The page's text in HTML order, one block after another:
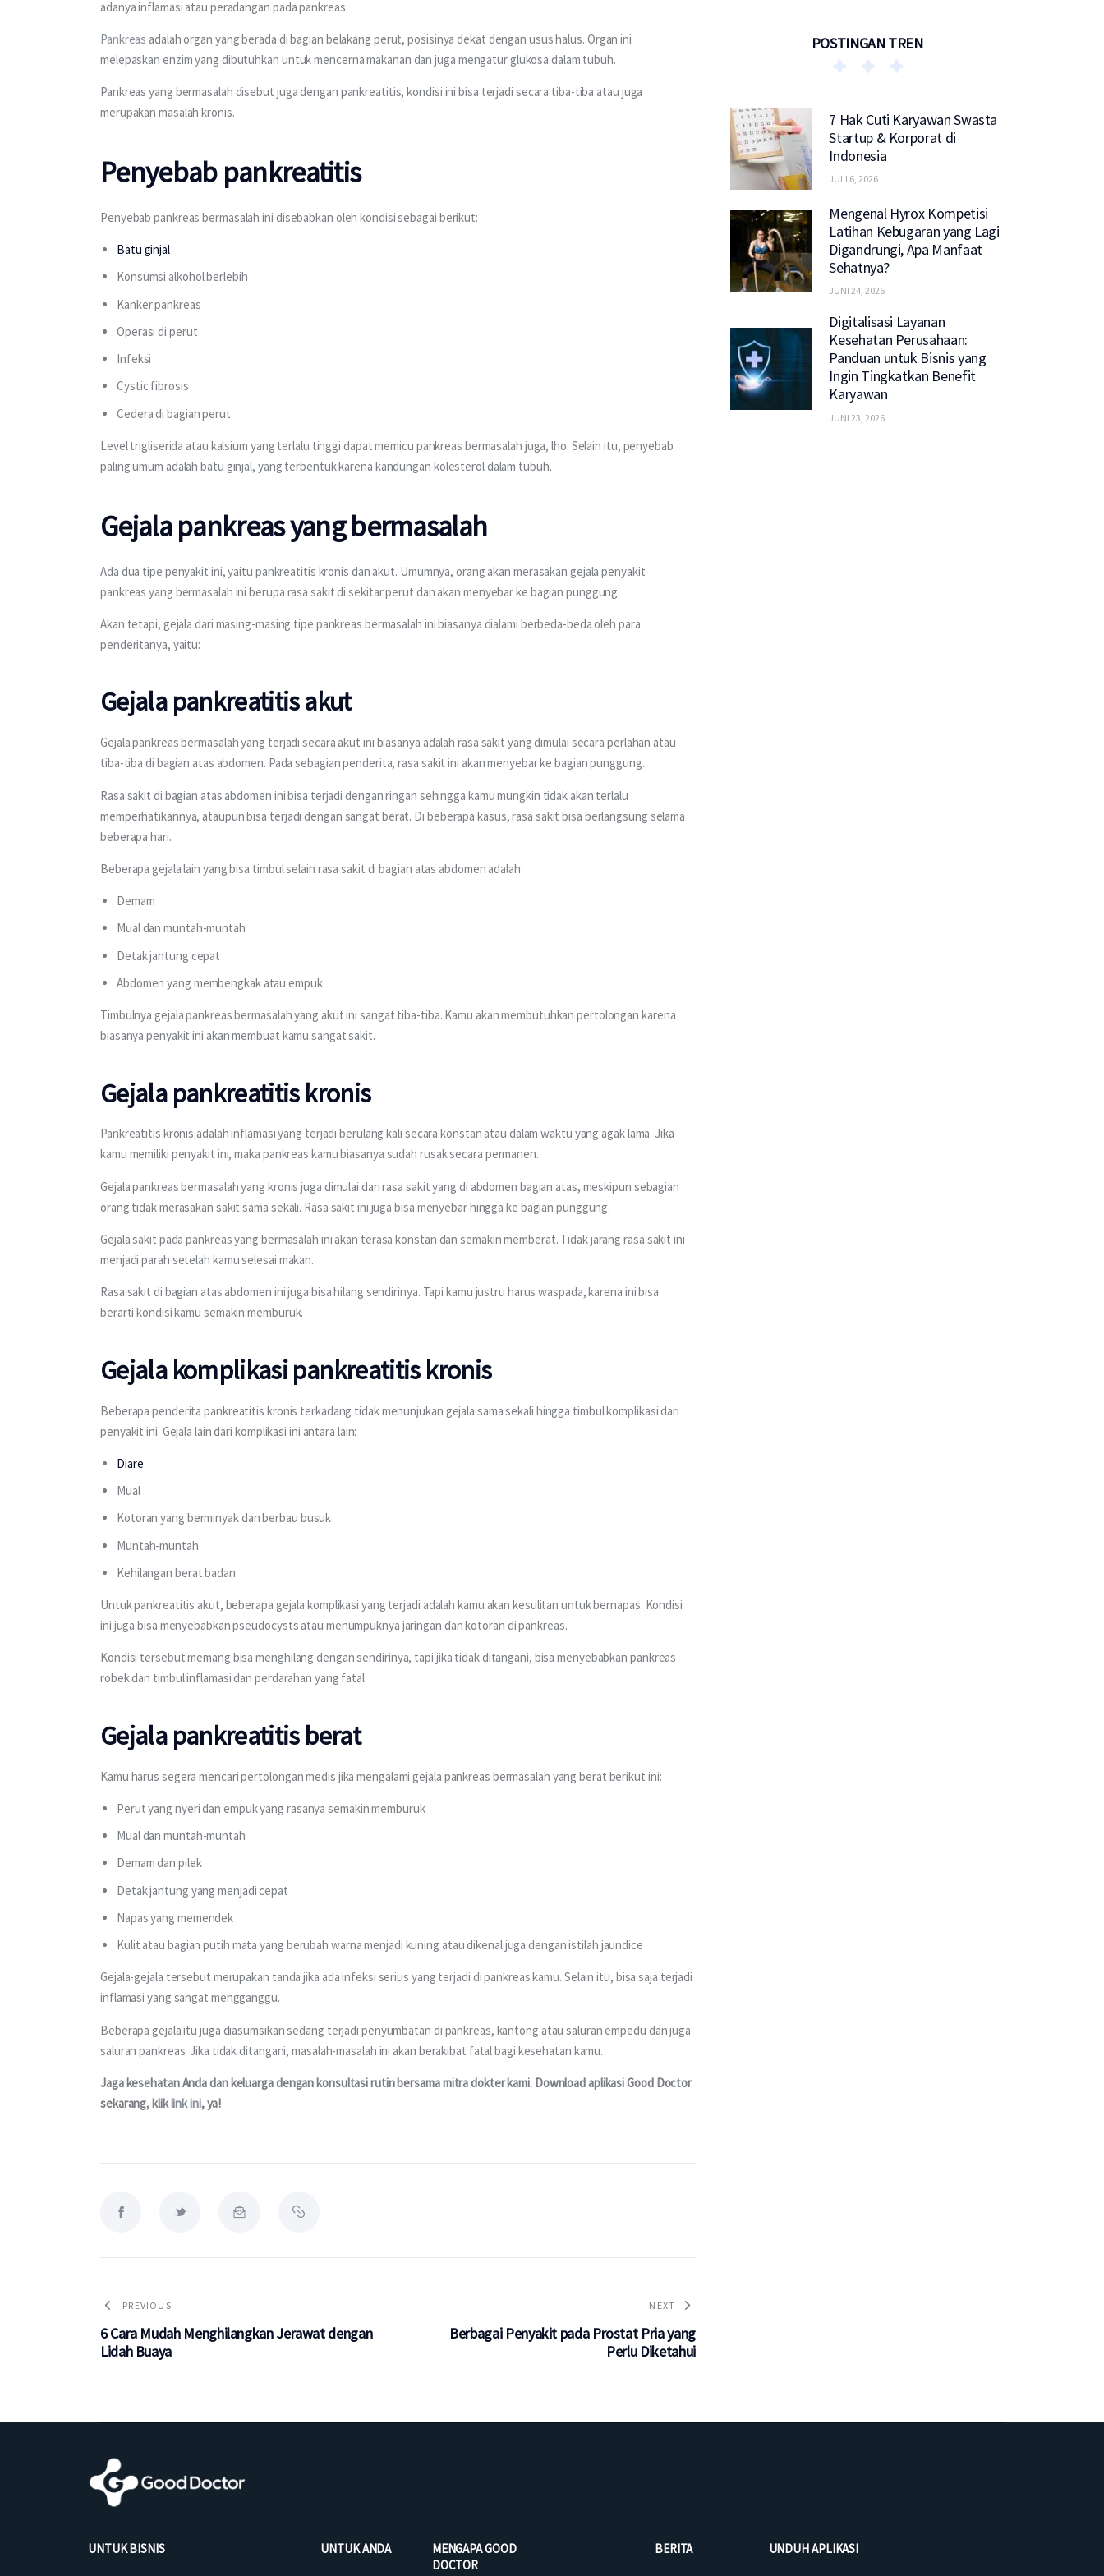
adanya inflamasi atau peradangan pada pankreas.
Pankreas adalah organ yang berada di bagian belakang perut, posisinya dekat dengan usus halus. Organ ini
melepaskan enzim yang dibutuhkan untuk mencerna makanan dan juga mengatur glukosa dalam tubuh.
Pankreas yang bermasalah disebut juga dengan pankreatitis, kondisi ini bisa terjadi secara tiba-tiba atau juga
merupakan masalah kronis.
Penyebab pankreatitis
Penyebab pankreas bermasalah ini disebabkan oleh kondisi sebagai berikut:
Batu ginjal
Konsumsi alkohol berlebih
Kanker pankreas
Operasi di perut
Infeksi
Cystic fibrosis
Cedera di bagian perut
Level trigliserida atau kalsium yang terlalu tinggi dapat memicu pankreas bermasalah juga, lho. Selain itu, penyebab
paling umum adalah batu ginjal, yang terbentuk karena kandungan kolesterol dalam tubuh.
Gejala pankreas yang bermasalah
Ada dua tipe penyakit ini, yaitu pankreatitis kronis dan akut. Umumnya, orang akan merasakan gejala penyakit
pankreas yang bermasalah ini berupa rasa sakit di sekitar perut dan akan menyebar ke bagian punggung.
Akan tetapi, gejala dari masing-masing tipe pankreas bermasalah ini biasanya dialami berbeda-beda oleh para
penderitanya, yaitu:
Gejala pankreatitis akut
Gejala pankreas bermasalah yang terjadi secara akut ini biasanya adalah rasa sakit yang dimulai secara perlahan atau
tiba-tiba di bagian atas abdomen. Pada sebagian penderita, rasa sakit ini akan menyebar ke bagian punggung.
Rasa sakit di bagian atas abdomen ini bisa terjadi dengan ringan sehingga kamu mungkin tidak akan terlalu
memperhatikannya, ataupun bisa terjadi dengan sangat berat. Di beberapa kasus, rasa sakit bisa berlangsung selama
beberapa hari.
Beberapa gejala lain yang bisa timbul selain rasa sakit di bagian atas abdomen adalah:
Demam
Mual dan muntah-muntah
Detak jantung cepat
Abdomen yang membengkak atau empuk
Timbulnya gejala pankreas bermasalah yang akut ini sangat tiba-tiba. Kamu akan membutuhkan pertolongan karena
biasanya penyakit ini akan membuat kamu sangat sakit.
Gejala pankreatitis kronis
Pankreatitis kronis adalah inflamasi yang terjadi berulang kali secara konstan atau dalam waktu yang agak lama. Jika
kamu memiliki penyakit ini, maka pankreas kamu biasanya sudah rusak secara permanen.
Gejala pankreas bermasalah yang kronis juga dimulai dari rasa sakit yang di abdomen bagian atas, meskipun sebagian
orang tidak merasakan sakit sama sekali. Rasa sakit ini juga bisa menyebar hingga ke bagian punggung.
Gejala sakit pada pankreas yang bermasalah ini akan terasa konstan dan semakin memberat. Tidak jarang rasa sakit ini
menjadi parah setelah kamu selesai makan.
Rasa sakit di bagian atas abdomen ini juga bisa hilang sendirinya. Tapi kamu justru harus waspada, karena ini bisa
berarti kondisi kamu semakin memburuk.
Gejala komplikasi pankreatitis kronis
Beberapa penderita pankreatitis kronis terkadang tidak menunjukan gejala sama sekali hingga timbul komplikasi dari
penyakit ini. Gejala lain dari komplikasi ini antara lain:
Diare
Mual
Kotoran yang berminyak dan berbau busuk
Muntah-muntah
Kehilangan berat badan
Untuk pankreatitis akut, beberapa gejala komplikasi yang terjadi adalah kamu akan kesulitan untuk bernapas. Kondisi
ini juga bisa menyebabkan pseudocysts atau menumpuknya jaringan dan kotoran di pankreas.
Kondisi tersebut memang bisa menghilang dengan sendirinya, tapi jika tidak ditangani, bisa menyebabkan pankreas
robek dan timbul inflamasi dan perdarahan yang fatal
Gejala pankreatitis berat
Kamu harus segera mencari pertolongan medis jika mengalami gejala pankreas bermasalah yang berat berikut ini:
Perut yang nyeri dan empuk yang rasanya semakin memburuk
Mual dan muntah-muntah
Demam dan pilek
Detak jantung yang menjadi cepat
Napas yang memendek
Kulit atau bagian putih mata yang berubah warna menjadi kuning atau dikenal juga dengan istilah jaundice
Gejala-gejala tersebut merupakan tanda jika ada infeksi serius yang terjadi di pankreas kamu. Selain itu, bisa saja terjadi
inflamasi yang sangat mengganggu.
Beberapa gejala itu juga diasumsikan sedang terjadi penyumbatan di pankreas, kantong atau saluran empedu dan juga
saluran pankreas. Jika tidak ditangani, masalah-masalah ini akan berakibat fatal bagi kesehatan kamu.
Jaga kesehatan Anda dan keluarga dengan konsultasi rutin bersama mitra dokter kami. Download aplikasi Good Doctor
sekarang, klik link ini, ya!
PREVIOUS
6 Cara Mudah Menghilangkan Jerawat dengan
Lidah Buaya
NEXT
Berbagai Penyakit pada Prostat Pria yang
Perlu Diketahui
POSTINGAN TREN
7 Hak Cuti Karyawan Swasta
Startup & Korporat di
Indonesia
JULI 6, 2026
Mengenal Hyrox Kompetisi
Latihan Kebugaran yang Lagi
Digandrungi, Apa Manfaat
Sehatnya?
JUNI 24, 2026
Digitalisasi Layanan
Kesehatan Perusahaan:
Panduan untuk Bisnis yang
Ingin Tingkatkan Benefit
Karyawan
JUNI 23, 2026
UNTUK BISNIS UNTUK ANDA
MENGAPA GOOD
DOCTOR
BERITA UNDUH APLIKASI